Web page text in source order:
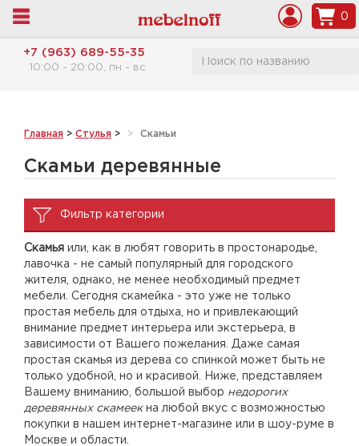
0
+7 (963) 689-55-35
10:00 - 20:00, пн - вс
Главная > Стулья > Скамьи
Скамьи деревянные
Фильтр категории
Скамья или, как в любят говорить в простонародье,
лавочка - не самый популярный для городского
жителя, однако, не менее необходимый предмет
мебели. Сегодня скамейка - это уже не только
простая мебель для отдыха, но и привлекающий
внимание предмет интерьера или экстерьера, в
зависимости от Вашего пожелания. Даже самая
простая скамья из дерева со спинкой может быть не
только удобной, но и красивой. Ниже, представляем
Вашему вниманию, большой выбор недорогих
деревянных скамеекна любой вкус с возможностью
покупки в нашем интернет-магазине или в шоу-руме в
Москве и области.